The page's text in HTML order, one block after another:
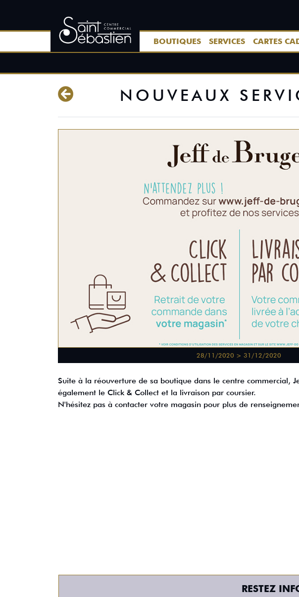
BOUTIQUES SERVICES CARTES
NOUVEAUX
28/11/2020 > 31/12/2020
Suite à la réouverture de sa boutique dans le centre commercial,
également le Click & Collect et la livraison par coursier.
N'hésitez pas à contacter votre magasin pour plus de
RESTEZ